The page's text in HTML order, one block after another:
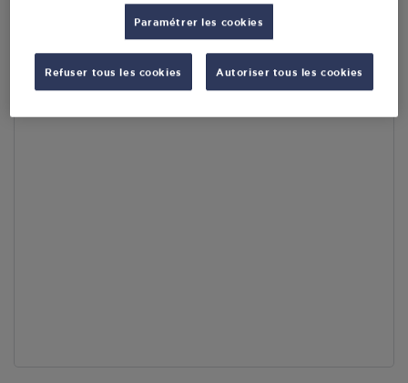
Accès
Paramétrer les cookies
Refuser tous les cookies Autoriser tous les cookies